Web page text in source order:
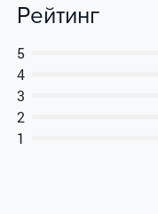
Рейтинг
5
4
3
2
1